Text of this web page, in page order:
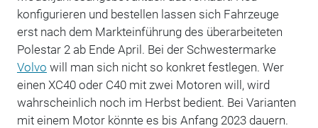
konfigurieren und bestellen lassen sich Fahrzeuge
erst nach dem Markteinführung des überarbeiteten
Polestar 2 ab Ende April. Bei der Schwestermarke
Volvo will man sich nicht so konkret festlegen. Wer
einen XC40 oder C40 mit zwei Motoren will, wird
wahrscheinlich noch im Herbst bedient. Bei Varianten
mit einem Motor könnte es bis Anfang 2023 dauern.